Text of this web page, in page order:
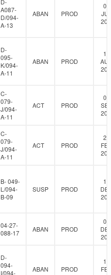
D-
A087-
D/094-
A-13
ABAN PROD
D-
095-
K/094-
A-11
ABAN PROD
C-
079-
J/094-
A-11
ACT PROD
C-
079-
J/094-
A-11
ACT PROD
B- 049-
L/094-
B-09
SUSP PROD
04-27-
088-17
ABAN PROD
D-
094-
I/094-
ABAN PROD